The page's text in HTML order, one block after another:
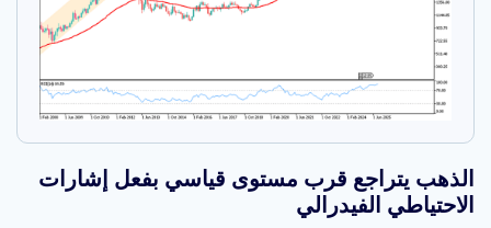
الذهب يتراجع قرب مستوى قياسي بفعل إشارات
الاحتياطي الفيدرالي